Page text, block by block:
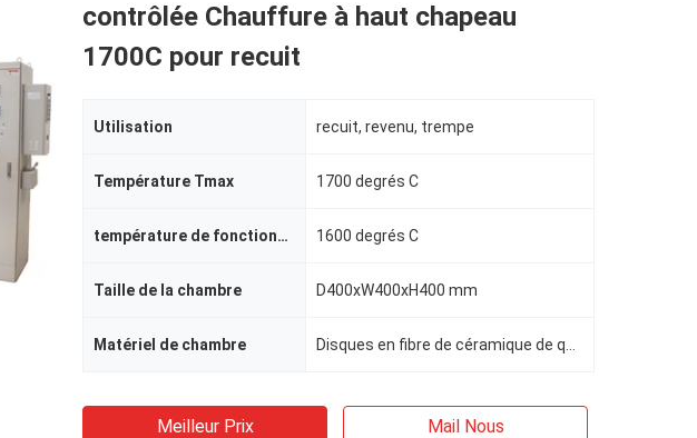
contrôlée Chauffure à haut chapeau
1700C pour recuit
Utilisation recuit, revenu, trempe
Température Tmax 1700 degrés C
température de fonctionnement 1600 degrés C
Taille de la chambre D400xW400xH400 mm
Matériel de chambre
Meilleur Prix Mail Nous